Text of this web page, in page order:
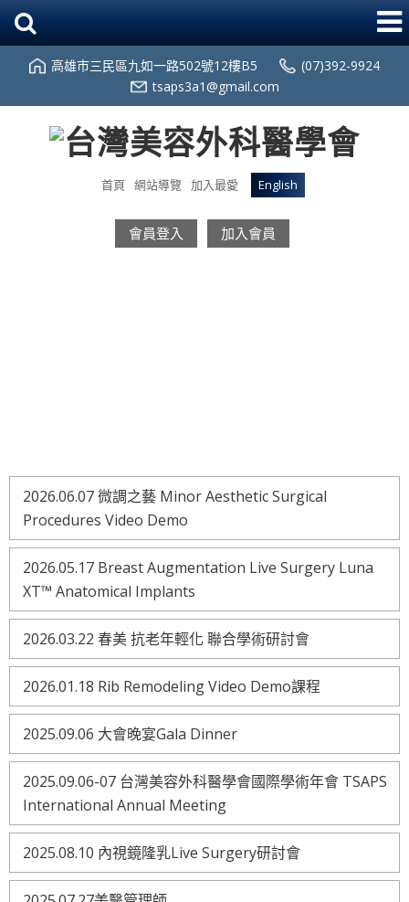
高雄市三民區九如一路502號12樓B5
(07)392-9924
tsaps3a1@gmail.com
首頁 網站導覽 加入最愛 English
會員登入 加入會員
2026.06.07 微調之藝 Minor Aesthetic Surgical
Procedures Video Demo
2026.05.17 Breast Augmentation Live Surgery Luna
XT™ Anatomical Implants
2026.03.22 春美 抗老年輕化 聯合學術研討會
2026.01.18 Rib Remodeling Video Demo課程
2025.09.06 大會晚宴Gala Dinner
2025.09.06-07 台灣美容外科醫學會國際學術年會 TSAPS
International Annual Meeting
2025.08.10 內視鏡隆乳Live Surgery研討會